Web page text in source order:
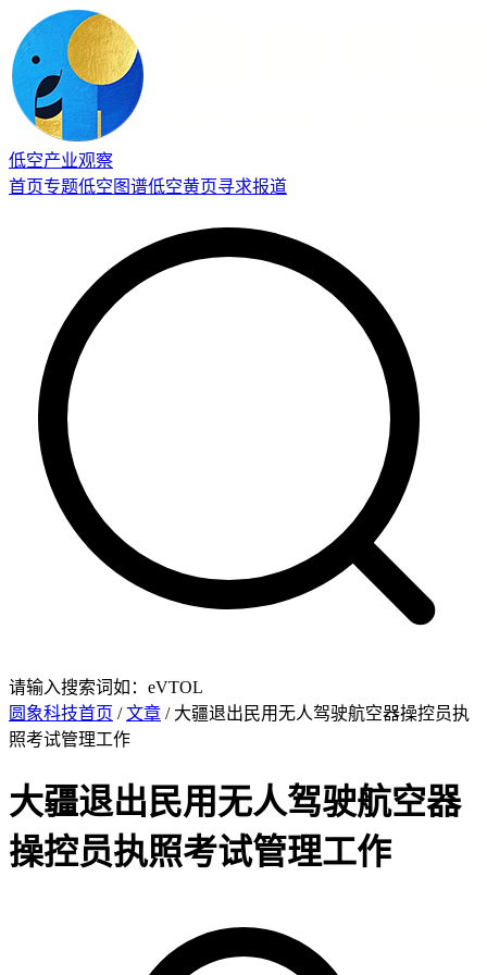
低空产业观察
首页专题低空图谱低空黄页寻求报道
请输入搜索词如：eVTOL
圆象科技首页 /文章 / 大疆退出民用无人驾驶航空器操控员执
照考试管理工作
大疆退出民用无人驾驶航空器
操控员执照考试管理工作